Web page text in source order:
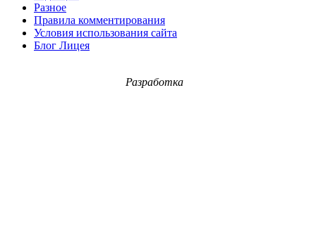
Разное
Правила комментирования
Условия использования сайта
Блог Лицея
Разработка